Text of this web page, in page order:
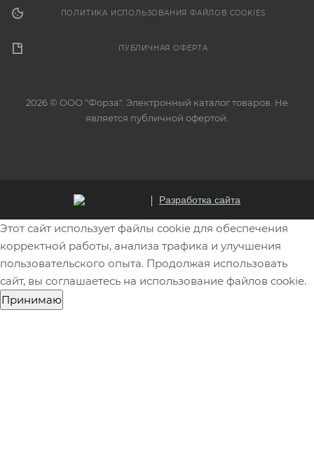
ПОЛИТИКА ИСПОЛЬЗОВАНИЯ ФАЙЛОВ COOKIES
ПУБЛИЧНАЯ ОФЕРТА
2026 © ООО "Форза". Электронный каталог товаров. Не
является публичной офертой.
Разработка сайта
Этот сайт использует файлы cookie для обеспечения
корректной работы, анализа трафика и улучшения
пользовательского опыта. Продолжая использовать
сайт, вы соглашаетесь на использование файлов cookie.
Принимаю